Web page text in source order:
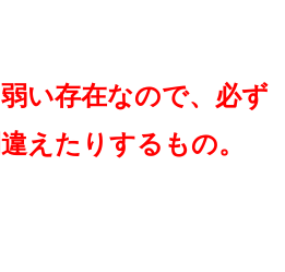
い存在なので、必ず
えたりするもの。